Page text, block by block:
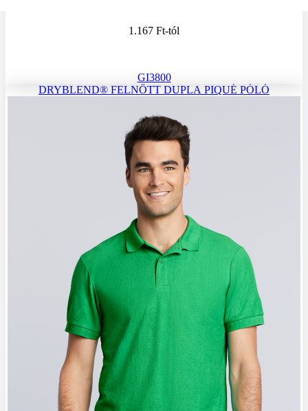
1.167 Ft-tól
GI3800
DRYBLEND® FELNŐTT DUPLA PIQUÉ PÓLÓ